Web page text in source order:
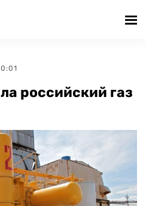
российский газ